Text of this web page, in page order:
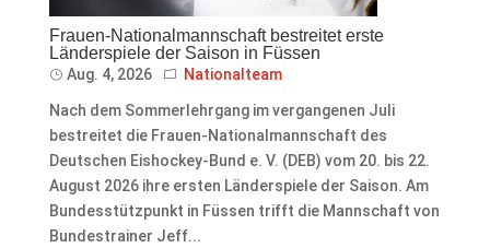
Frauen-Nationalmannschaft bestreitet erste
Länderspiele der Saison in Füssen
Aug. 4, 2026 Nationalteam
Nach dem Sommerlehrgang im vergangenen Juli
bestreitet die Frauen-Nationalmannschaft des
Deutschen Eishockey-Bund e. V. (DEB) vom 20. bis 22.
August 2026 ihre ersten Länderspiele der Saison. Am
Bundesstützpunkt in Füssen trifft die Mannschaft von
Bundestrainer Jeff...